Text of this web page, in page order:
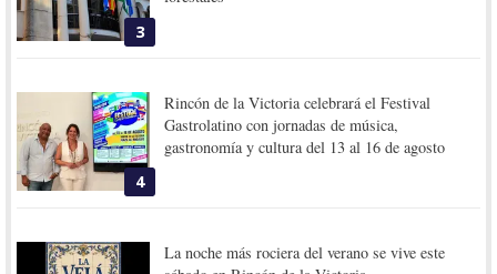
3
4
Rincón de la Victoria celebrará el Festival
Gastrolatino con jornadas de música,
gastronomía y cultura del 13 al 16 de agosto
La noche más rociera del verano se vive este